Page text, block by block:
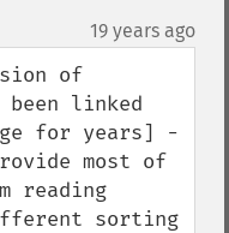
19 years ago
of
linked
for years] -
most of
reading
sorting